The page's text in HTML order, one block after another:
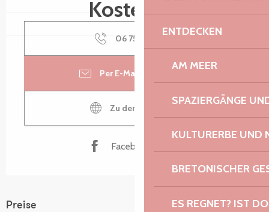
ENTDECKEN
AM MEER
SPAZIERGÄNGE
KULTURERBE UND
BRETONISCHER
ES REGNET? IST
Kostenlos
06 75 39 36
Per E-Mail kontaktieren
Zu den Webseiten
Facebook Seite
Preise